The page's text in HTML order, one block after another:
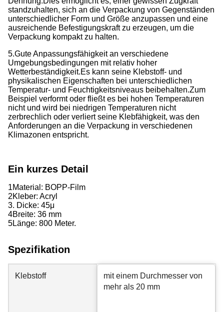
standzuhalten, sich an die Verpackung von Gegenständen
unterschiedlicher Form und Größe anzupassen und eine
ausreichende Befestigungskraft zu erzeugen, um die
Verpackung kompakt zu halten.
5.Gute Anpassungsfähigkeit an verschiedene
Umgebungsbedingungen mit relativ hoher
Wetterbeständigkeit.Es kann seine Klebstoff- und
physikalischen Eigenschaften bei unterschiedlichen
Temperatur- und Feuchtigkeitsniveaus beibehalten.Zum
Beispiel verformt oder fließt es bei hohen Temperaturen
nicht und wird bei niedrigen Temperaturen nicht
zerbrechlich oder verliert seine Klebfähigkeit, was den
Anforderungen an die Verpackung in verschiedenen
Klimazonen entspricht.
Ein kurzes Detail
1Material: BOPP-Film
2Kleber: Acryl
3. Dicke: 45μ
4Breite: 36 mm
5Länge: 800 Meter.
Spezifikation
Klebstoff
mit einem Durchmesser von
mehr als 20 mm